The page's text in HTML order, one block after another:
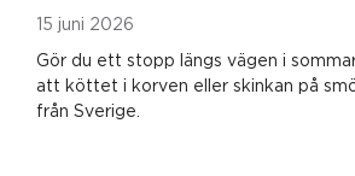
15 juni 2026
Gör du ett stopp längs vägen i
att köttet i korven eller skinkan på
från Sverige.